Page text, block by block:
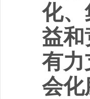
化、
益
有力
会化